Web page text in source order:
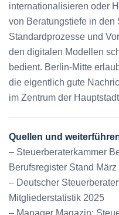
internationalisieren oder
von Beratungstiefe in den
Standardprozesse und
den digitalen Modellen
bedient. Berlin-Mitte
die eigentlich gute
im Zentrum der
Quellen und
– Steuerberaterkammer
Berufsregister Stand
– Deutscher
Mitgliederstatistik 2025
– Manager Magazin: